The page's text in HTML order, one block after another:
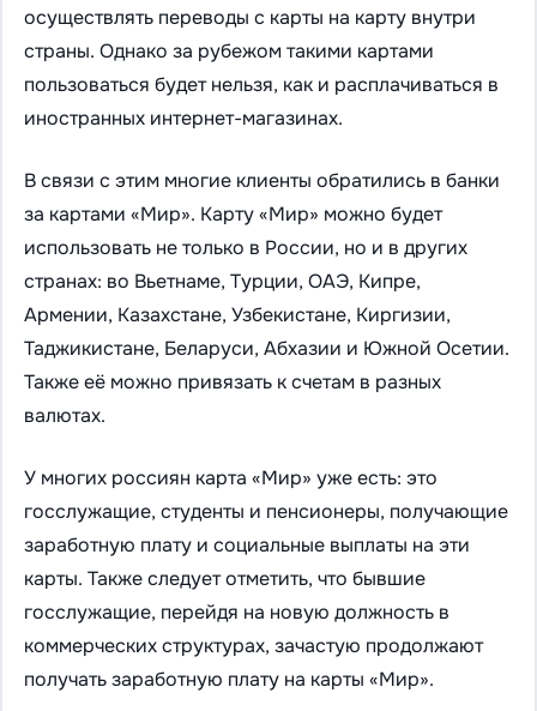
осуществлять переводы с карты на карту внутри
страны. Однако за рубежом такими картами
пользоваться будет нельзя, как и расплачиваться в
иностранных интернет-магазинах.
В связи с этим многие клиенты обратились в банки
за картами «Мир». Карту «Мир» можно будет
использовать не только в России, но и в других
странах: во Вьетнаме, Турции, ОАЭ, Кипре,
Армении, Казахстане, Узбекистане, Киргизии,
Таджикистане, Беларуси, Абхазии и Южной Осетии.
Также её можно привязать к счетам в разных
валютах.
У многих россиян карта «Мир» уже есть: это
госслужащие, студенты и пенсионеры, получающие
заработную плату и социальные выплаты на эти
карты. Также следует отметить, что бывшие
госслужащие, перейдя на новую должность в
коммерческих структурах, зачастую продолжают
получать заработную плату на карты «Мир».